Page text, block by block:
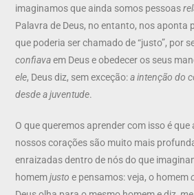
imaginamos que ainda somos pessoas
Palavra de Deus, no entanto, nos aponta
que poderia ser chamado de “justo”, por
confiavaem Deus e obedecer os seus
ele, Deus diz, sem exceção:a intenção do
desde a juventude.
O que queremos aprender com isso é
nossos corações são muito mais
enraizadas dentro de nós do que
homemjustoe pensamos: veja, o homem